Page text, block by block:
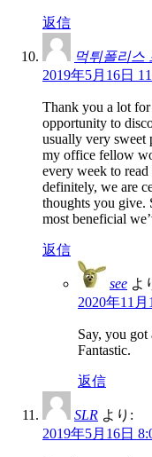
返信
먹튀폴리스
2019年5月16日
Thank you a lot
opportunity to
usually very sweet
my office fellow
every week to
definitely, we are
thoughts you give.
most beneficial
返信
see よ
2020年11
Say, you
Fantastic.
返信
SLR より:
2019年5月16日